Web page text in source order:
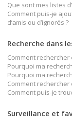
Que sont mes listes
Comment puis-je
d’amis ou d’ignorés ?
Recherche dans
Comment
Pourquoi ma
Pourquoi ma
Comment rechercher
Comment puis-je
Surveillance et